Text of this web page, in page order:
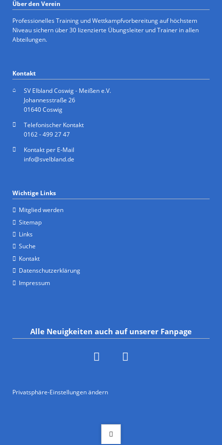
Über den Verein
Professionelles Training und Wettkampfvorbereitung auf höchstem
Niveau sichern über 30 lizenzierte Übungsleiter und Trainer in allen
Abteilungen.
Kontakt
SV Elbland Coswig - Meißen e.V.
Johannesstraße 26
01640 Coswig
Telefonischer Kontakt
0162 - 499 27 47
Kontakt per E-Mail
info@svelbland.de
Wichtige Links
Mitglied werden
Sitemap
Links
Suche
Kontakt
Datenschutzerklärung
Impressum
Alle Neuigkeiten auch auf unserer Fanpage
Privatsphäre-Einstellungen ändern